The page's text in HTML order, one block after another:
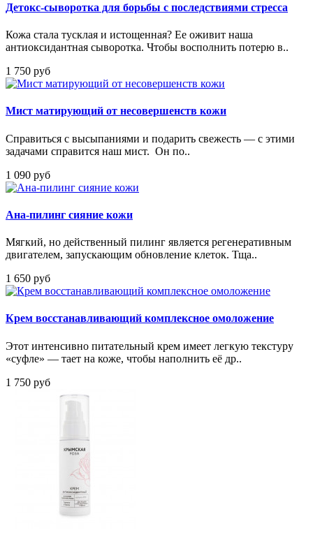
Детокс-сыворотка для борьбы с последствиями стресса
Кожа стала тусклая и истощенная? Ее оживит наша
антиоксидантная сыворотка. Чтобы восполнить потерю в..
1 750 руб
Мист матирующий от несовершенств кожи
Справиться с высыпаниями и подарить свежесть — с этими
задачами справится наш мист. Он по..
1 090 руб
Ана-пилинг сияние кожи
Мягкий, но действенный пилинг является регенеративным
двигателем, запускающим обновление клеток. Тща..
1 650 руб
Крем восстанавливающий комплексное омоложение
Этот интенсивно питательный крем имеет легкую текстуру
«суфле» — тает на коже, чтобы наполнить её др..
1 750 руб